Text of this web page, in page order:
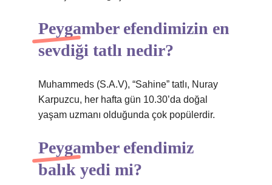
Peygamber efendimizin en
sevdiği tatlı nedir?
Muhammeds (S.A.V), “Sahine” tatlı, Nuray
Karpuzcu, her hafta gün 10.30’da doğal
yaşam uzmanı olduğunda çok popülerdir.
Peygamber efendimiz
balık yedi mi?